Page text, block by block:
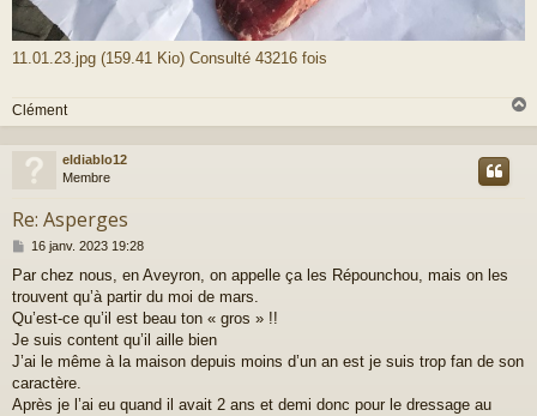
11.01.23.jpg (159.41 Kio) Consulté 43216 fois
Clément
a
eldiablo12
Membre
Re: Asperges
M
s
s
a
g
e
16 janv. 2023 19:28
Par chez nous, en Aveyron, on appelle ça les Répounchou, mais on les
trouvent qu’à partir du moi de mars.
Qu’est-ce qu’il est beau ton « gros » !!
Je suis content qu’il aille bien
J’ai le même à la maison depuis moins d’un an est je suis trop fan de son
caractère.
Après je l’ai eu quand il avait 2 ans et demi donc pour le dressage au